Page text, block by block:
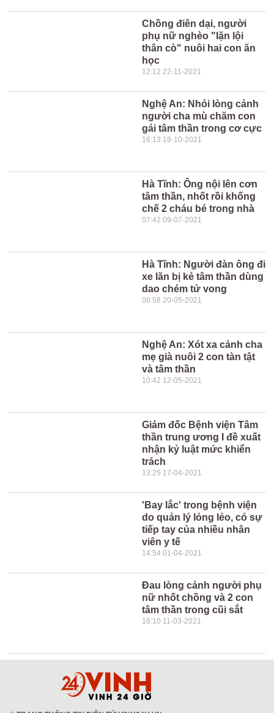
Chồng điên dại, người
phụ nữ nghèo "lặn lội
thân cò" nuôi hai con ăn
học
12:12 22-11-2021
Nghệ An: Nhói lòng cảnh
người cha mù chăm con
gái tâm thần trong cơ cực
16:13 18-10-2021
Hà Tĩnh: Ông nội lên cơn
tâm thần, nhốt rồi khống
chế 2 cháu bé trong nhà
07:42 09-07-2021
Hà Tĩnh: Người đàn ông đi
xe lăn bị kẻ tâm thần dùng
dao chém tử vong
08:58 20-05-2021
Nghệ An: Xót xa cảnh cha
mẹ già nuôi 2 con tàn tật
và tâm thần
10:42 12-05-2021
Giám đốc Bệnh viện Tâm
thần trung ương I đề xuất
nhận kỷ luật mức khiển
trách
13:25 17-04-2021
'Bay lắc' trong bệnh viện
do quản lý lỏng lẻo, có sự
tiếp tay của nhiều nhân
viên y tế
14:54 01-04-2021
Đau lòng cảnh người phụ
nữ nhốt chồng và 2 con
tâm thần trong cũi sắt
16:10 11-03-2021